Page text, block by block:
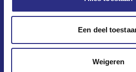
Een deel
Weigeren
Vraag en antwoord
Onlangs verhuurd